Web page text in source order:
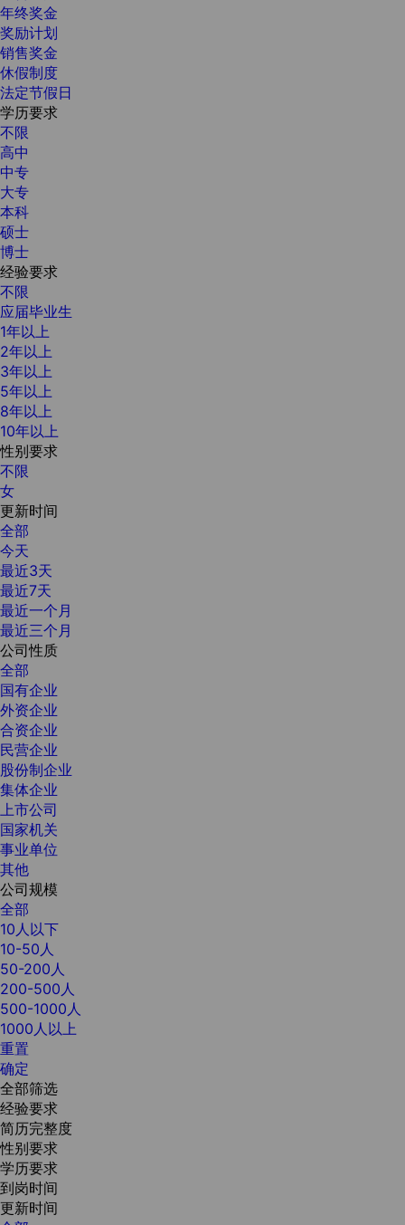
年终奖金
奖励计划
销售奖金
休假制度
法定节假日
学历要求
不限
高中
中专
大专
本科
硕士
博士
经验要求
不限
应届毕业生
1年以上
2年以上
3年以上
5年以上
8年以上
10年以上
性别要求
不限
女
更新时间
全部
今天
最近3天
最近7天
最近一个月
最近三个月
公司性质
全部
国有企业
外资企业
合资企业
民营企业
股份制企业
集体企业
上市公司
国家机关
事业单位
其他
公司规模
全部
10人以下
10-50人
50-200人
200-500人
500-1000人
1000人以上
重置
确定
全部筛选
经验要求
简历完整度
性别要求
学历要求
到岗时间
更新时间